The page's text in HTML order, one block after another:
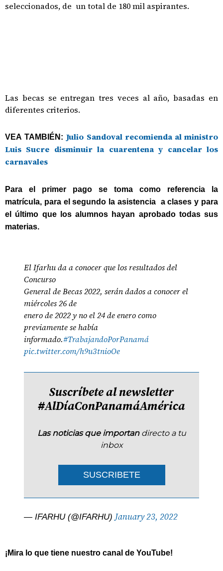
seleccionados, de un total de 180 mil aspirantes.
Las becas se entregan tres veces al año, basadas en
diferentes criterios.
VEA TAMBIÉN:Julio Sandoval recomienda al ministro
Luis Sucre disminuir la cuarentena y cancelar los
carnavales
Para el primer pago se toma como referencia la
matrícula, para el segundo la asistencia a clases y para
el último que los alumnos hayan aprobado todas sus
materias.
El Ifarhu da a conocer que los resultados del
Concurso
General de Becas 2022, serán dados a conocer el
miércoles 26 de
enero de 2022 y no el 24 de enero como
previamente se había
informado.#TrabajandoPorPanamá
pic.twitter.com/h9u3tnioOe
Suscríbete al newsletter
#AlDíaConPanamáAmérica
Las noticias que importan directo a tu
inbox
SUSCRIBETE
— IFARHU (@IFARHU) January 23, 2022
¡Mira lo que tiene nuestro canal de YouTube!